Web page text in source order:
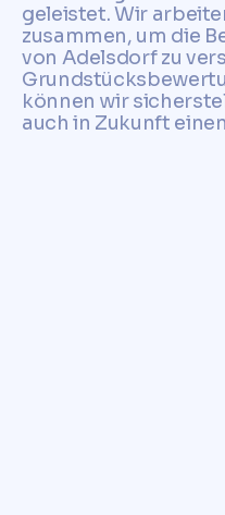
geleistet. Wir
zusammen, um die
von Adelsdorf zu
können wir
auch in Zukunft